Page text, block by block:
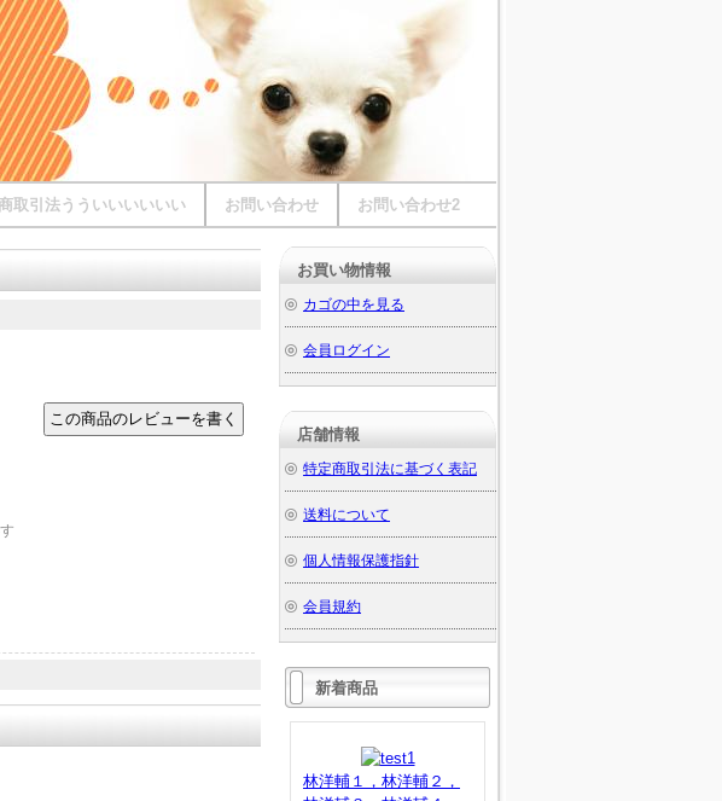
お問い合わせ2
お問い合わせ
取引法うういいいいいい
お買い物情報
カゴの中を見る
会員ログイン
店舗情報
特定商取引法に基づく表記
送料について
個人情報保護指針
会員規約
新着商品
林洋輔１，林洋輔２，